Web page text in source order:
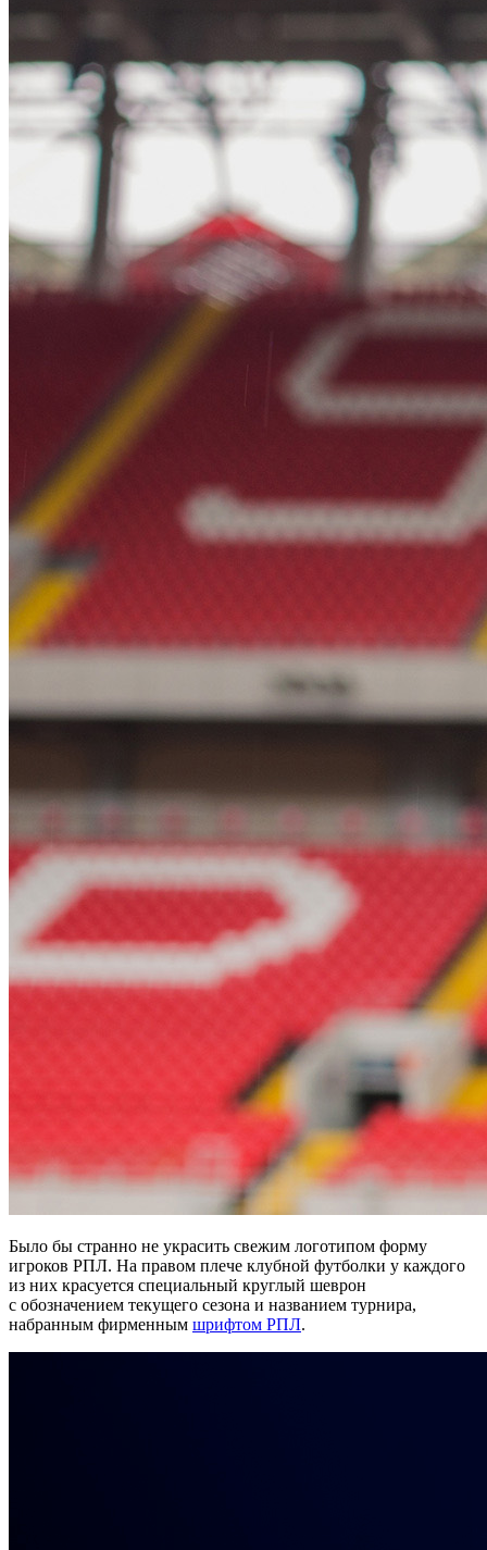
Было бы странно не украсить свежим логотипом форму
игроков РПЛ. На правом плече клубной футболки у каждого
из них красуется специальный круглый шеврон
с обозначением текущего сезона и названием турнира,
набранным фирменным шрифтом РПЛ.